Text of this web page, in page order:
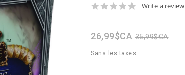
0.0
Write a review
26,99$CA35,99$CA
Sans les taxes